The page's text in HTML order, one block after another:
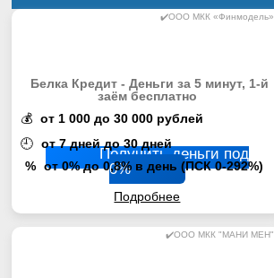
✔️ООО МКК «Финмодель»
Белка Кредит - Деньги за 5 минут, 1-й
заём бесплатно
💰 от 1 000 до 30 000 рублей
🕘 от 7 дней до 30 дней
% от 0% до 0,8% в день (ПСК 0-292%)
Получить деньги под
0%
Подробнее
✔️ООО МКК "МАНИ МЕН"